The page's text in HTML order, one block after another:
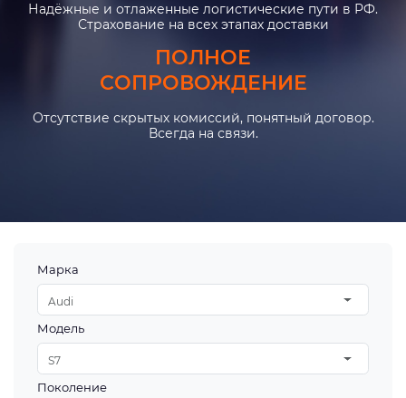
Надёжные и отлаженные логистические пути в РФ.
Страхование на всех этапах доставки
ПОЛНОЕ
СОПРОВОЖДЕНИЕ
Отсутствие скрытых комиссий, понятный договор.
Всегда на связи.
Марка
Audi
Модель
S7
Поколение